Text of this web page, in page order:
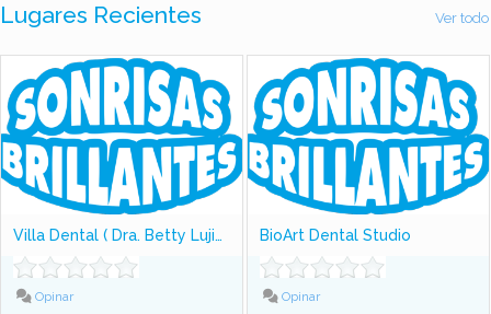
Lugares Recientes Ver todo
Villa Dental ( Dra. Betty Lujiao)
Opinar
BioArt Dental Studio
Opinar